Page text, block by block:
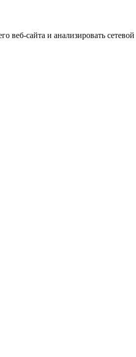
веб-сайта и анализировать